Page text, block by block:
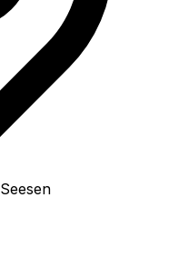
Seesen